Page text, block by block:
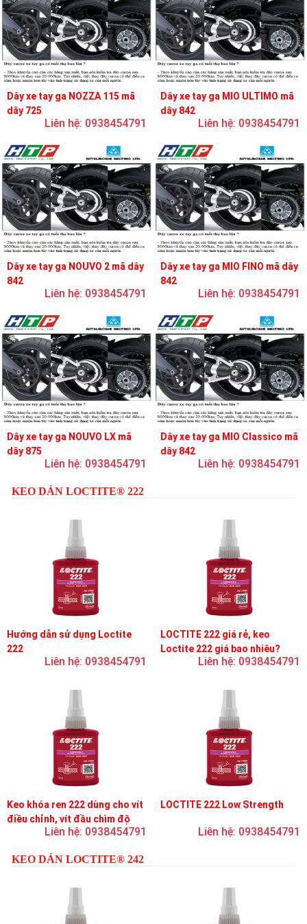
Dây xe tay ga NOZZA 115 mã
dây 725
Liên hệ: 0938454791
Dây xe tay ga MIO ULTIMO mã
dây 842
Liên hệ: 0938454791
Dây xe tay ga NOUVO 2 mã dây
842
Liên hệ: 0938454791
Dây xe tay ga MIO FINO mã dây
842
Liên hệ: 0938454791
Dây xe tay ga NOUVO LX mã
dây 875
Liên hệ: 0938454791
Dây xe tay ga MIO Classico mã
dây 842
Liên hệ: 0938454791
KEO DÁN LOCTITE® 222
Hướng dẫn sử dụng Loctite
222
Liên hệ: 0938454791
LOCTITE 222 giá rẻ, keo
Loctite 222 giá bao nhiêu?
Liên hệ: 0938454791
Keo khóa ren 222 dùng cho vít
điều chỉnh, vít đầu chìm độ
bền thấpLiên hệ: 0938454791
LOCTITE 222 Low Strength
Liên hệ: 0938454791
KEO DÁN LOCTITE® 242